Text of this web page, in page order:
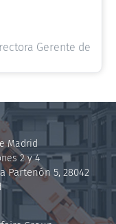
Gerente de
Madrid
2 y 4
Partenón 5, 28042